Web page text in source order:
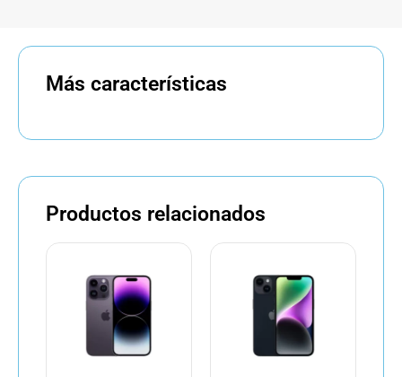
Más características
Productos relacionados